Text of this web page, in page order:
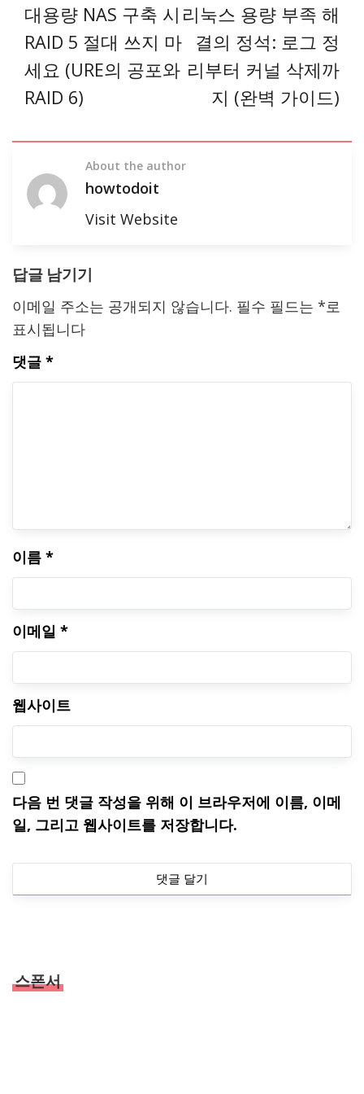
대용량 NAS 구축 시
RAID 5 절대 쓰지 마
세요 (URE의 공포와
RAID 6)
리눅스 용량 부족 해
결의 정석: 로그 정
리부터 커널 삭제까
지 (완벽 가이드)
About the author
howtodoit
Visit Website
답글 남기기
이메일 주소는 공개되지 않습니다. 필수 필드는 *로
표시됩니다
댓글 *
이름 *
이메일 *
웹사이트
다음 번 댓글 작성을 위해 이 브라우저에 이름, 이메
일, 그리고 웹사이트를 저장합니다.
스폰서